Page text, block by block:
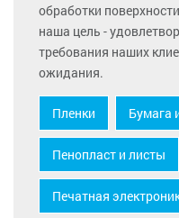
обработки
наша цель -
требования наших
ожидания.
Пленки Бумага
Пенопласт и листы
Печатная